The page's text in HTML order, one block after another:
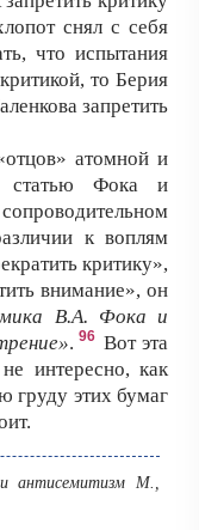
снял с себя
что испытания
то Берия
запретить
атомной и
статью Фока и
к воплям
критику»,
внимание», он
В.А. Фока и
. 96 Вот эта
интересно, как
груду этих бумаг
антисемитизм М.,